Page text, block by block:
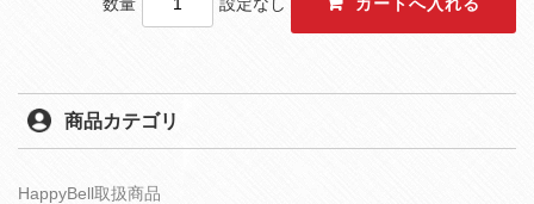
商品カテゴリ
HappyBell取扱商品